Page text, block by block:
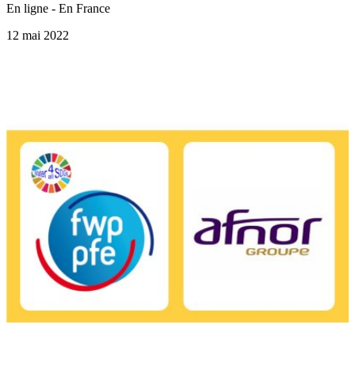
En ligne - En France
12 mai 2022